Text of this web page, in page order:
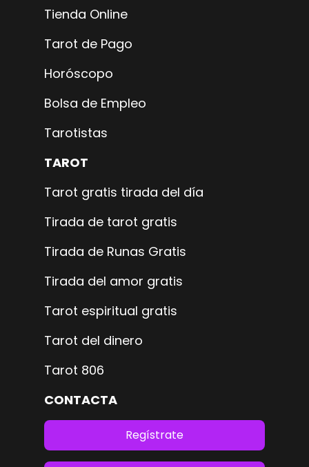
Tienda Online
Tarot de Pago
Horóscopo
Bolsa de Empleo
Tarotistas
TAROT
Tarot gratis tirada del día
Tirada de tarot gratis
Tirada de Runas Gratis
Tirada del amor gratis
Tarot espiritual gratis
Tarot del dinero
Tarot 806
CONTACTA
Regístrate